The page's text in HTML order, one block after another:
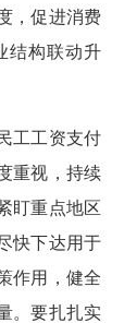
，促进消费
结构联动升
工工资支付
重视，持续
盯重点地区
快下达用于
作用，健全
。要扎扎实